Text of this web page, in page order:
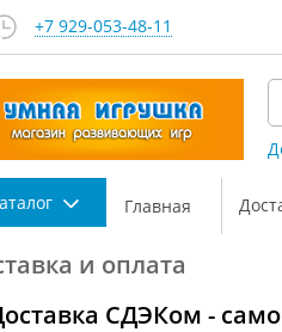
+7 929-053-48-11
Главная
и оплата
СДЭКом -